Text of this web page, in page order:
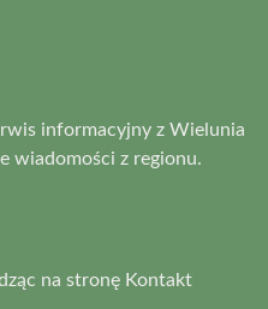
informacyjny z Wielunia
wiadomości z regionu.
na stronę Kontakt